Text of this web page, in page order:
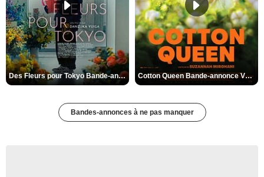
Des Fleurs pour Tokyo Bande-annonce VO STFR Cotton Queen Bande-annonce VO STFR
Bandes-annonces à ne pas manquer